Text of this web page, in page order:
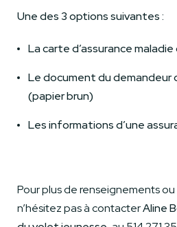
Une des 3 options suivantes :
La carte d’assurance
Le document du demandeur
(papier brun)
Les informations d’une
Pour plus de renseignements
n’hésitez pas à contacterAline